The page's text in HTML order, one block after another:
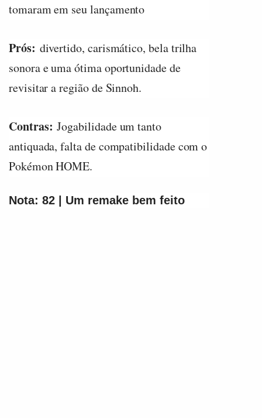
tomaram em seu lançamento
Prós: divertido, carismático, bela trilha
sonora e uma ótima oportunidade de
revisitar a região de Sinnoh.
Contras: Jogabilidade um tanto
antiquada, falta de compatibilidade com o
Pokémon HOME.
Nota: 82 | Um remake bem feito